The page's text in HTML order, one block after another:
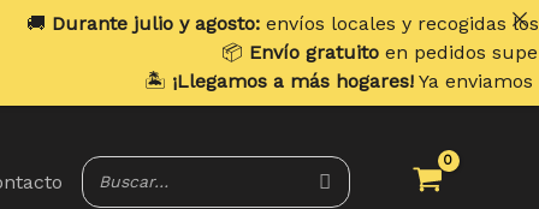
julio y agosto:envíos locales y recogidas loslunes.
Envío gratuitoen pedidos superiores a70
¡Llegamos a más hogares!Ya enviamos a Portugal